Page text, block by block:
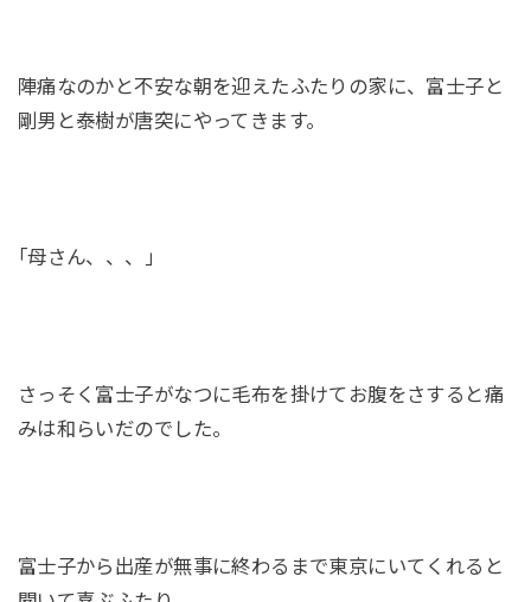
陣痛なのかと不安な朝を迎えたふたりの家に、富士子と
剛男と泰樹が唐突にやってきます。
｢母さん、、、｣
さっそく富士子がなつに毛布を掛けてお腹をさすると痛
みは和らいだのでした。
富士子から出産が無事に終わるまで東京にいてくれると